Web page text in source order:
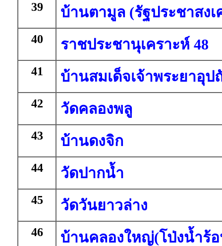
39 บ้านตามูล (รัฐประชาสงเ
40 ราชประชานุเคราะห์ 48
41 บ้านสมเด็จเจ้าพระยาอุป
42 วัดคลองพลู
43 บ้านดงจิก
44 วัดปากน้ำ
45 วัดวันยาวล่าง
46 บ้านคลองใหญ่(โป่งน้ำร้